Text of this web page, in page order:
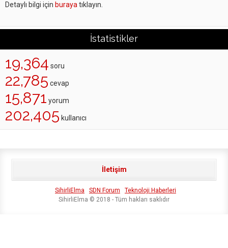
Detaylı bilgi için buraya tıklayın.
İstatistikler
19,364 soru
22,785 cevap
15,871 yorum
202,405 kullanıcı
İletişim
SihirliElma SDN Forum
Teknoloji Haberleri
SihirliElma © 2018 - Tüm hakları saklıdır